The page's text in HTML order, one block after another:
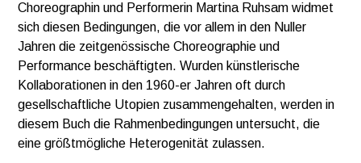
Choreographin und Performerin Martina Ruhsam widmet
sich diesen Bedingungen, die vor allem in den Nuller
Jahren die zeitgenössische Choreographie und
Performance beschäftigten. Wurden künstlerische
Kollaborationen in den 1960-er Jahren oft durch
gesellschaftliche Utopien zusammengehalten, werden in
diesem Buch die Rahmenbedingungen untersucht, die
eine größtmögliche Heterogenität zulassen.